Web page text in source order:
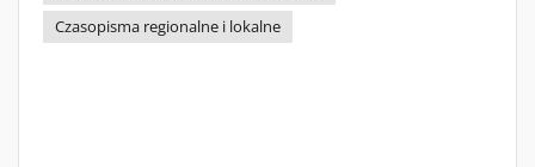
Czasopisma regionalne i lokalne